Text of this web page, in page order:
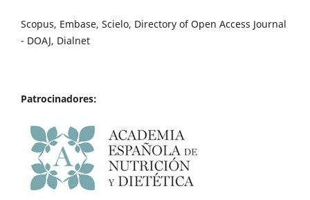
Scopus, Embase, Scielo, Directory of Open Access Journal
- DOAJ, Dialnet
Patrocinadores: